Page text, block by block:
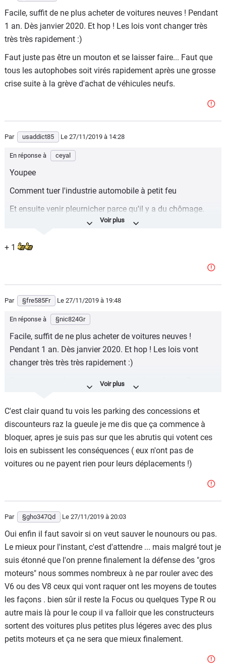
Facile, suffit de ne plus acheter de voitures neuves ! Pendant
1 an. Dès janvier 2020. Et hop ! Les lois vont changer très
très très rapidement :)
Faut juste pas être un mouton et se laisser faire... Faut que
tous les autophobes soit virés rapidement après une grosse
crise suite à la grève d'achat de véhicules neufs.
Par usaddict85 Le 27/11/2019 à 14:28
En réponse à ceyal
Youpee
Comment tuer l'industrie automobile à petit feu
Et ensuite venir pleurnicher parce qu'il y a du chômage.
Sic Bossuet "Dieu se rit de ceux qui médisent des effets
dont ils sont la cause"
avec ces conneries d'écologisme à 2 balles.
Méditez plutôt que depuis 1990, la France a par habitant
réduit ses émissions de cO2 de plus de 20% (dans le
par SEPT) et que depuis 20 ans la pollution des véhicules
automobiles a baissé de 90%
+ 1
Par §fre585Fr Le 27/11/2019 à 19:48
En réponse à §nic824Gr
Facile, suffit de ne plus acheter de voitures neuves !
Pendant 1 an. Dès janvier 2020. Et hop ! Les lois vont
changer très très très rapidement :)
Faut juste pas être un mouton et se laisser faire... Faut
grosse crise suite à la grève d'achat de véhicules neufs.
C'est clair quand tu vois les parking des concessions et
discounteurs raz la gueule je me dis que ça commence à
bloquer, apres je suis pas sur que les abrutis qui votent ces
lois en subissent les conséquences ( eux n'ont pas de
voitures ou ne payent rien pour leurs déplacements !)
Par §gho347Qd Le 27/11/2019 à 20:03
Oui enfin il faut savoir si on veut sauver le nounours ou pas.
Le mieux pour l'instant, c'est d'attendre ... mais malgré tout je
suis étonné que l'on prenne finalement la défense des "gros
moteurs" nous sommes nombreux à ne par rouler avec des
V6 ou des V8 ceux qui vont raquer ont les moyens de toutes
les façons . bien sûr il reste la Focus ou quelques Type R ou
autre mais là pour le coup il va falloir que les constructeurs
sortent des voitures plus petites plus légeres avec des plus
petits moteurs et ça ne sera que mieux finalement.